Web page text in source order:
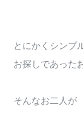
とにかくシンプ
お探しであった
そんなお二人が